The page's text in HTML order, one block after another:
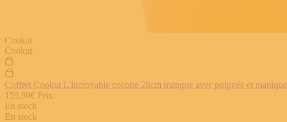
Cookut
Cookut
Coffret Cookut L'incroyable cocotte 28cm mangue avec poignée et
159,90€ Prix:
En stock
En stock